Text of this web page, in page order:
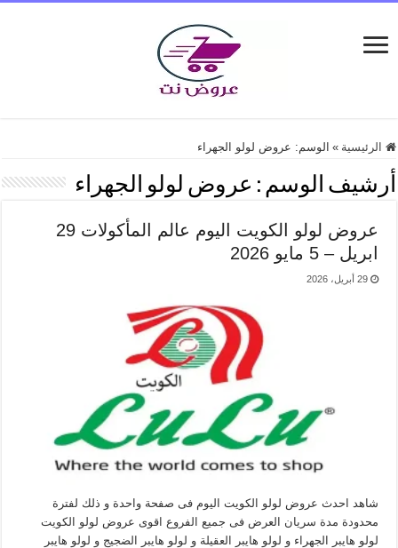
الرئيسية » الوسم: عروض لولو الجهراء
أرشيف الوسم : عروض لولو الجهراء
عروض لولو الكويت اليوم عالم المأكولات 29
ابريل – 5 مايو 2026
29 أبريل، 2026
شاهد احدث عروض لولو الكويت اليوم فى صفحة واحدة و ذلك لفترة
محدودة مدة سريان العرض فى جميع الفروع اقوى عروض لولو الكويت
لولو هايبر الجهراء و لولو هايبر العقيلة و لولو هايبر الضجيج و لولو هايبر